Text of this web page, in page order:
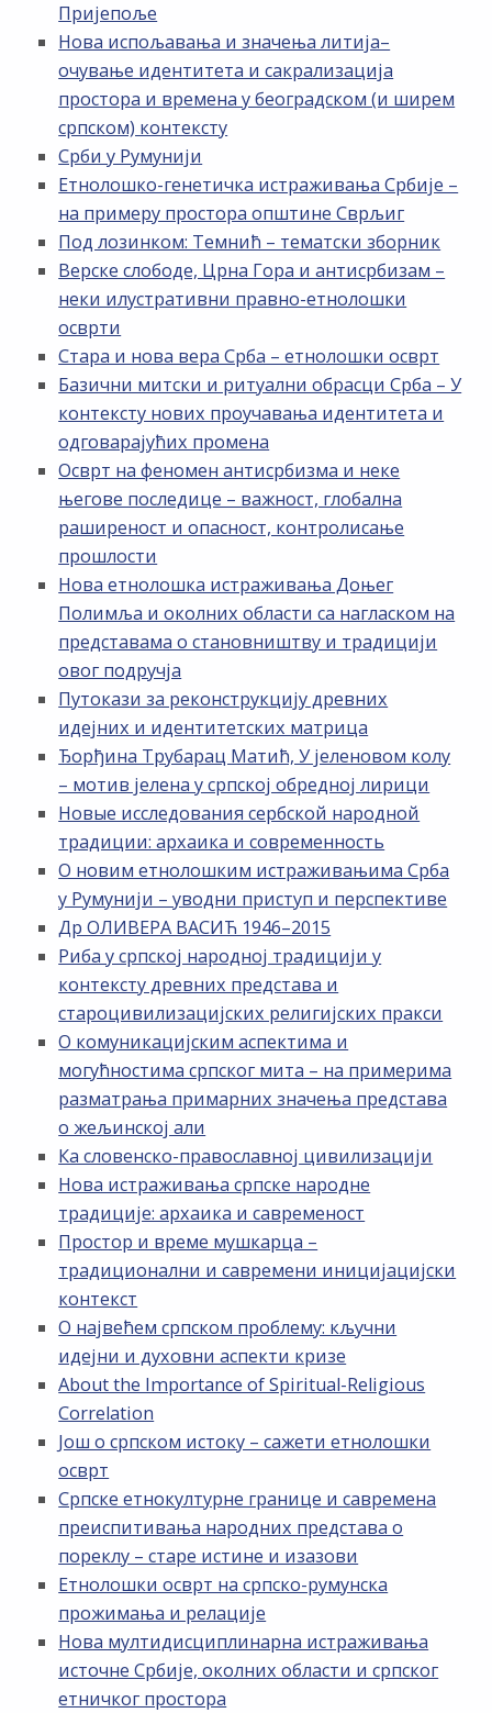
Пријепоље
Нова испољавања и значења литија–
очување идентитета и сакрализација
простора и времена у београдском (и ширем
српском) контексту
Срби у Румунији
Етнолошко-генетичка истраживања Србије –
на примеру простора општине Сврљиг
Под лозинком: Темнић – тематски зборник
Верске слободе, Црна Гора и антисрбизам –
неки илустративни правно-етнолошки
осврти
Стара и нова вера Срба – етнолошки осврт
Базични митски и ритуални обрасци Срба – У
контексту нових проучавања идентитета и
одговарајућих промена
Осврт на феномен антисрбизма и неке
његове последице – важност, глобална
раширеност и опасност, контролисање
прошлости
Нова етнолошка истраживања Доњег
Полимља и околних области са нагласком на
представама о становништву и традицији
овог подручја
Путокази за реконструкцију древних
идејних и идентитетских матрица
Ђорђина Трубарац Матић, У јеленовом колу
– мотив јелена у српској обредној лирици
Новые исследования сербской народной
традиции: архаика и современность
О новим етнолошким истраживањима Срба
у Румунији – уводни приступ и перспективе
Др ОЛИВЕРА ВАСИЋ 1946–2015
Риба у српској народној традицији у
контексту древних представа и
староцивилизацијских религијских пракси
О комуникацијским аспектима и
могућностима српског мита – на примерима
разматрања примарних значења представа
о жељинској али
Ка словенско-православној цивилизацији
Нова истраживања српске народне
традиције: архаика и савременост
Простор и време мушкарца –
традиционални и савремени иницијацијски
контекст
О највећем српском проблему: кључни
идејни и духовни аспекти кризе
About the Importance of Spiritual-Religious
Correlation
Још о српском истоку – сажети етнолошки
осврт
Српске етнокултурне границе и савремена
преиспитивања народних представа о
пореклу – старе истине и изазови
Етнолошки осврт на српско-румунска
прожимања и релације
Нова мултидисциплинарна истраживања
источне Србије, околних области и српског
етничког простора